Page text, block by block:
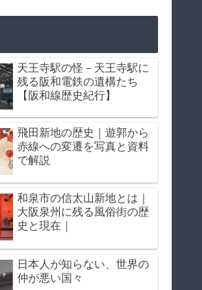
天王寺駅の怪－天王寺駅に
残る阪和電鉄の遺構たち
【阪和線歴史紀行】
飛田新地の歴史｜遊郭から
赤線への変遷を写真と資料
で解説
和泉市の信太山新地とは｜
大阪泉州に残る風俗街の歴
史と現在｜
日本人が知らない、世界の
仲が悪い国々